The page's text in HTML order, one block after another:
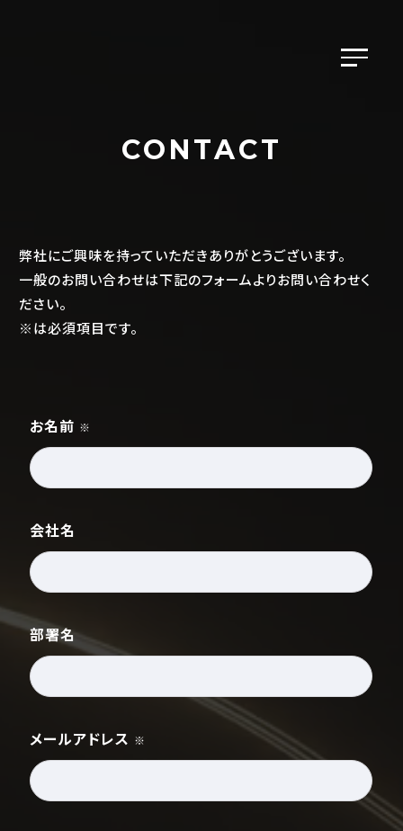
CONTACT
弊社にご興味を持っていただきありがとうございます。
一般のお問い合わせは下記のフォームよりお問い合わせく
ださい。
※は必須項目です。
お名前 ※
会社名
部署名
メールアドレス ※